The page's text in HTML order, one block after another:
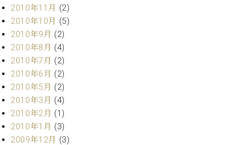
お
問
い
合
わ
せ
尾山調律師のブ
ログ Die
Musikgasse（音
楽の小道）
2010年11月 (2)
2010年10月 (5)
2010年9月 (2)
2010年8月 (4)
2010年7月 (2)
2010年6月 (2)
2010年5月 (2)
2010年3月 (4)
2010年2月 (1)
2010年1月 (3)
2009年12月 (3)